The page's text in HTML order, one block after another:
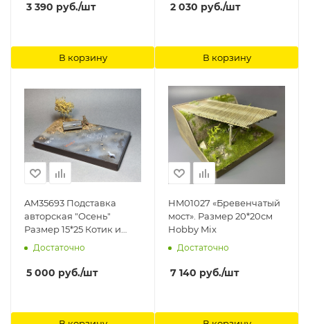
3 390 руб./шт
В корзину
2 030 руб./шт
В корзину
AM35693 Подставка
авторская "Осень"
Размер 15*25 Котик и
пёсик в комплекте
Hobby Expert
Достаточно
5 000 руб./шт
HM01027 «Бревенчатый
мост». Размер 20*20см
Hobby Mix
Достаточно
7 140 руб./шт